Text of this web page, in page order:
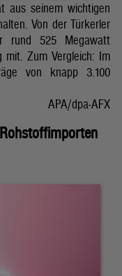
aus seinem wichtigen
Von der Türkerler
rund 525 Megawatt
mit. Zum Vergleich: Im
von knapp 3.100
APA/dpa-AFX